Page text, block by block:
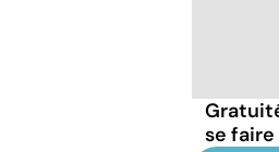
se faire